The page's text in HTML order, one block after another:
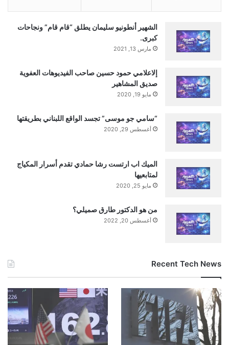
الشهير أنطونيو سليمان يطلق “قام قام” ونجاحات
كبرى.
مارس 13, 2021
إلاعلامي حمود حسين صاحب الفيديوهات العفوية
صديق المشاهير
مايو 19, 2020
“سامي جو موسى” تجسد الواقع اللبناني بطريقتها
أغسطس 29, 2020
الميك اب ارتست رشا حمادي تقدم أسرار المكياج
لمتابعيها
مايو 25, 2020
من هو الدكتور طارق صميلي؟
أغسطس 20, 2022
Recent Tech News